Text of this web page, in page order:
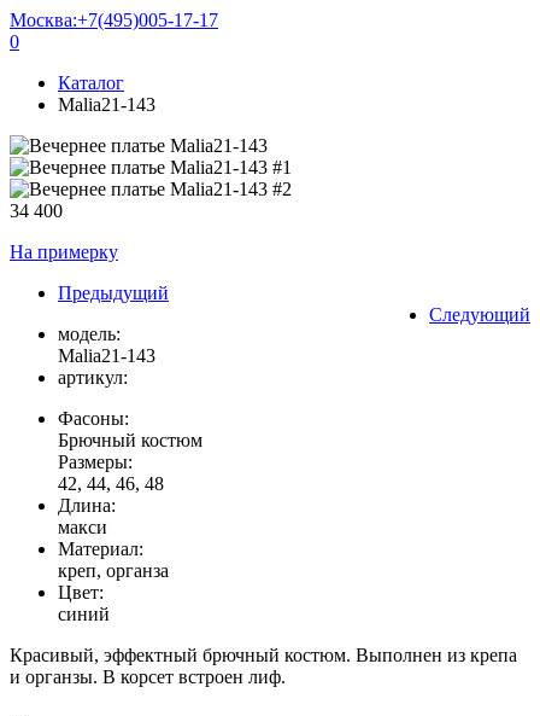
Москва:+7(495)005-17-17
0
Каталог
Malia21-143
34 400
На примерку
Предыдущий
Следующий
модель:
Malia21-143
артикул:
Фасоны:
Брючный костюм
Размеры:
42, 44, 46, 48
Длина:
макси
Материал:
креп, органза
Цвет:
синий
Красивый, эффектный брючный костюм. Выполнен из крепа
и органзы. В корсет встроен лиф.